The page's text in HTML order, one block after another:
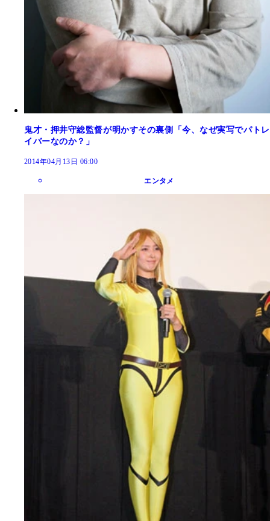
鬼才・押井守総監督が明かすその裏側「今、なぜ実写でパトレ
イバーなのか？」
2014年04月13日 06:00
エンタメ